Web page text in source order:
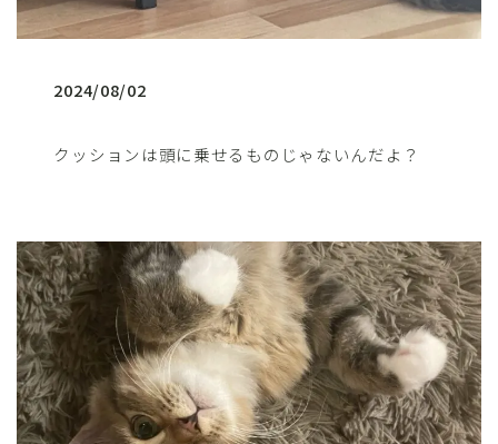
2024/08/02
クッションは頭に乗せるものじゃないんだよ？